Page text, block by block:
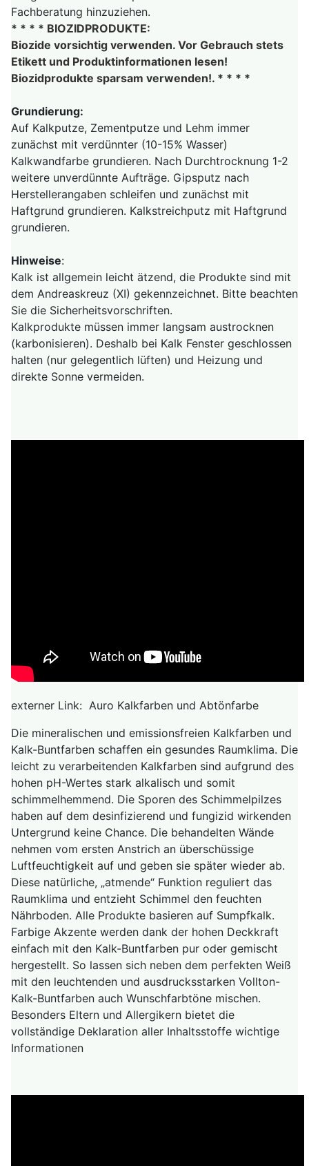
Fachberatung hinzuziehen.
* * * * BIOZIDPRODUKTE:
Biozide vorsichtig verwenden. Vor Gebrauch stets
Etikett und Produktinformationen lesen!
Biozidprodukte sparsam verwenden!. * * * *
Grundierung:
Auf Kalkputze, Zementputze und Lehm immer
zunächst mit verdünnter (10-15% Wasser)
Kalkwandfarbe grundieren. Nach Durchtrocknung 1-2
weitere unverdünnte Aufträge. Gipsputz nach
Herstellerangaben schleifen und zunächst mit
Haftgrund grundieren. Kalkstreichputz mit Haftgrund
grundieren.
Hinweise:
Kalk ist allgemein leicht ätzend, die Produkte sind mit
dem Andreaskreuz (XI) gekennzeichnet. Bitte beachten
Sie die Sicherheitsvorschriften.
Kalkprodukte müssen immer langsam austrocknen
(karbonisieren). Deshalb bei Kalk Fenster geschlossen
halten (nur gelegentlich lüften) und Heizung und
direkte Sonne vermeiden.
externer Link: Auro Kalkfarben und Abtönfarbe
Die mineralischen und emissionsfreien Kalkfarben und
Kalk-Buntfarben schaffen ein gesundes Raumklima. Die
leicht zu verarbeitenden Kalkfarben sind aufgrund des
hohen pH-Wertes stark alkalisch und somit
schimmelhemmend. Die Sporen des Schimmelpilzes
haben auf dem desinfizierend und fungizid wirkenden
Untergrund keine Chance. Die behandelten Wände
nehmen vom ersten Anstrich an überschüssige
Luftfeuchtigkeit auf und geben sie später wieder ab.
Diese natürliche, „atmende“ Funktion reguliert das
Raumklima und entzieht Schimmel den feuchten
Nährboden. Alle Produkte basieren auf Sumpfkalk.
Farbige Akzente werden dank der hohen Deckkraft
einfach mit den Kalk-Buntfarben pur oder gemischt
hergestellt. So lassen sich neben dem perfekten Weiß
mit den leuchtenden und ausdrucksstarken Vollton-
Kalk-Buntfarben auch Wunschfarbtöne mischen.
Besonders Eltern und Allergikern bietet die
vollständige Deklaration aller Inhaltsstoffe wichtige
Informationen